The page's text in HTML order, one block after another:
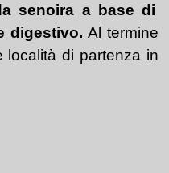
senoira a base di
digestivo. Al termine
località di partenza in